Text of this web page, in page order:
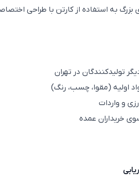
به استفاده از کارتن با طراحی
تولیدکنندگان در تهران
اولیه (مقوا، چسب، رنگ)
و واردات
خریداران عمده